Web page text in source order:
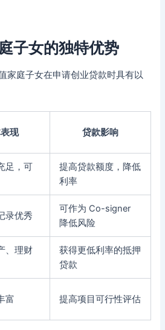
子女的独特优势
家庭子女在申请创业贷款时具有以
现 贷款影响
足，可
提高贷款额度，降低
利率
录优秀
可作为 Co-signer
降低风险
、理财
获得更低利率的抵押
贷款
富 提高项目可行性评估